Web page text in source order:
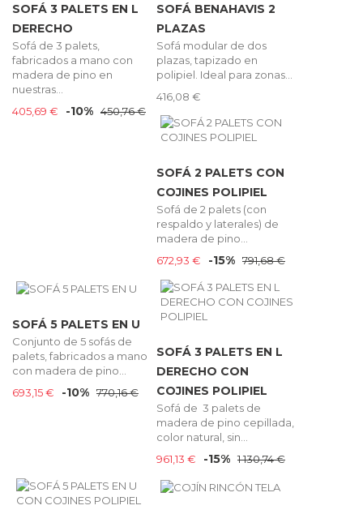
SOFÁ 3 PALETS EN L
DERECHO
Sofá de 3 palets,
fabricados a mano con
madera de pino en
nuestras...
405,69 €
-10% 450,76 €
SOFÁ BENAHAVIS 2
PLAZAS
Sofá modular de dos
plazas, tapizado en
polipiel. Ideal para zonas...
416,08 €
SOFÁ 2 PALETS CON
COJINES POLIPIEL
Sofá de 2 palets (con
respaldo y laterales) de
madera de pino...
672,93 €
-15% 791,68 €
SOFÁ 5 PALETS EN U
Conjunto de 5 sofás de
palets, fabricados a mano
con madera de pino...
693,15 €
-10% 770,16 €
SOFÁ 3 PALETS EN L
DERECHO CON
COJINES POLIPIEL
Sofá de 3 palets de
madera de pino cepillada,
color natural, sin...
961,13 €
-15% 1 130,74 €